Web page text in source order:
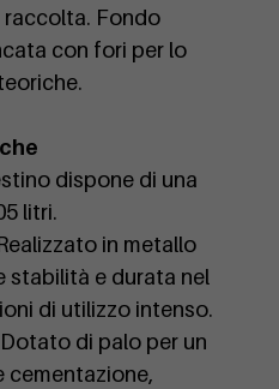
Fondo
con fori per lo
dispone di una
litri.
in metallo
stabilità e durata nel
di utilizzo intenso.
di palo per un
cementazione,